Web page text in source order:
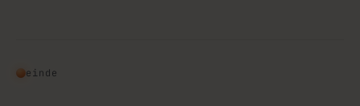
einde